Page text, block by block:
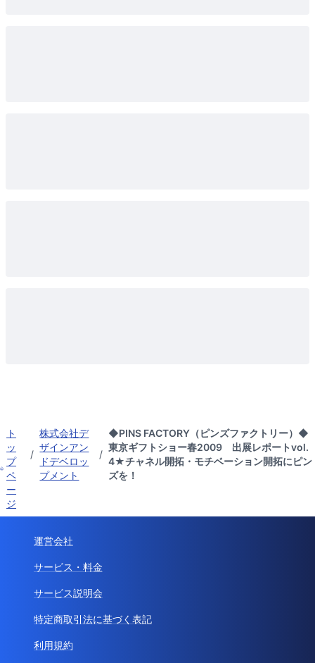
ト
ッ
プ
ペ
ー
ジ
/
株式会社デ
ザインアン
ドデベロッ
プメント
/
◆PINS FACTORY（ピンズファクトリー）◆
東京ギフトショー春2009 出展レポートvol.
4★チャネル開拓・モチベーション開拓にピン
ズを！
運営会社
サービス・料金
サービス説明会
特定商取引法に基づく表記
利用規約